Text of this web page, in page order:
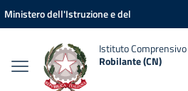
Vai ai contenuti
Vai al menu di navigazione
Vai al footer
Ministero dell'Istruzione e del
Istituto Comprensivo
Robilante (CN)